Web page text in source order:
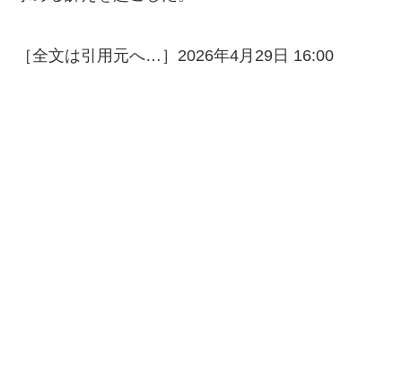
［全文は引用元へ…］2026年4月29日 16:00